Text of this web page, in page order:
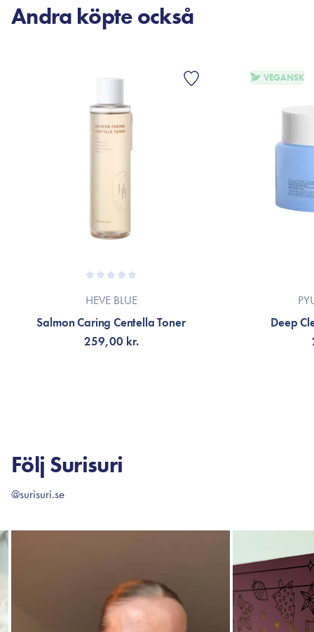
Andra köpte också
HEVE BLUE
Salmon Caring Centella Toner
259,00 kr.
VEGANSK
Deep
Följ Surisuri
@surisuri.se